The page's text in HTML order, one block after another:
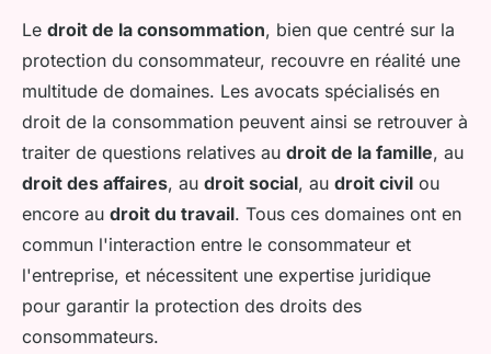
Le droit de la consommation, bien que centré sur la
protection du consommateur, recouvre en réalité une
multitude de domaines. Les avocats spécialisés en
droit de la consommation peuvent ainsi se retrouver à
traiter de questions relatives au droit de la famille, au
droit des affaires, au droit social, au droit civil ou
encore au droit du travail. Tous ces domaines ont en
commun l'interaction entre le consommateur et
l'entreprise, et nécessitent une expertise juridique
pour garantir la protection des droits des
consommateurs.